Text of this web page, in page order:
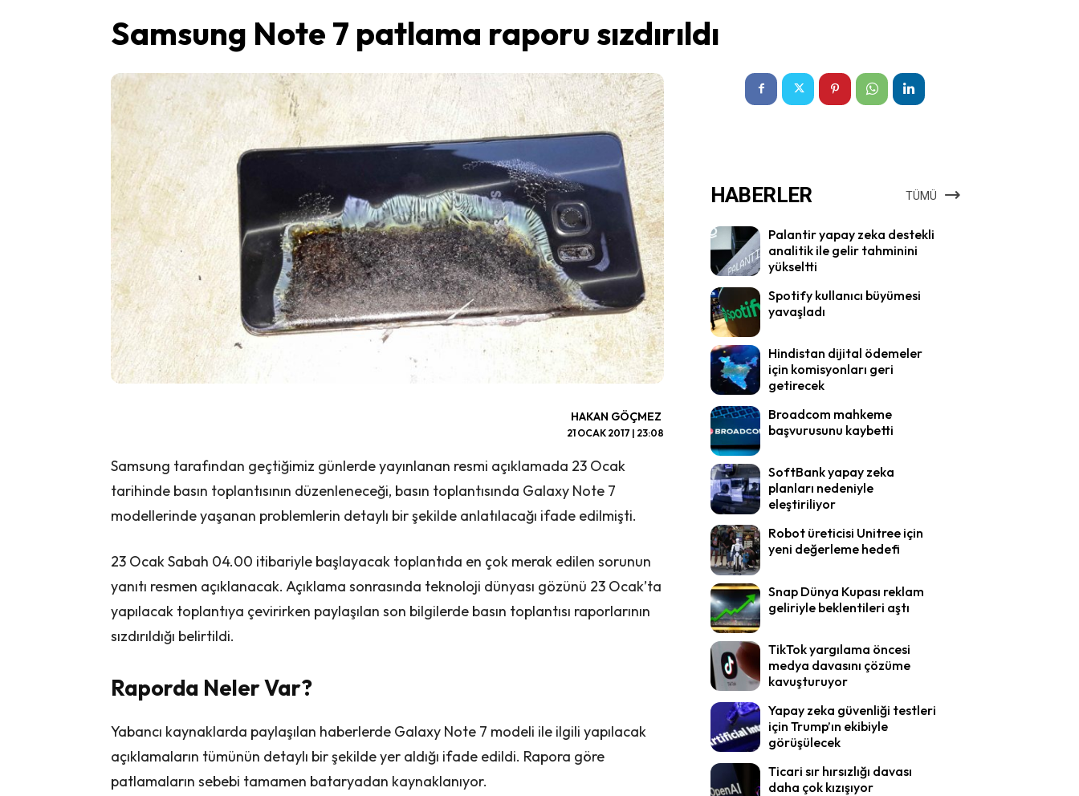
Samsung Note 7 patlama raporu sızdırıldı
HAKAN GÖÇMEZ
21 OCAK 2017 | 23:08
Samsung tarafından geçtiğimiz günlerde yayınlanan resmi açıklamada 23 Ocak
tarihinde basın toplantısının düzenleneceği, basın toplantısında Galaxy Note 7
modellerinde yaşanan problemlerin detaylı bir şekilde anlatılacağı ifade edilmişti.
23 Ocak Sabah 04.00 itibariyle başlayacak toplantıda en çok merak edilen sorunun
yanıtı resmen açıklanacak. Açıklama sonrasında teknoloji dünyası gözünü 23 Ocak’ta
yapılacak toplantıya çevirirken paylaşılan son bilgilerde basın toplantısı raporlarının
sızdırıldığı belirtildi.
Raporda Neler Var?
Yabancı kaynaklarda paylaşılan haberlerde Galaxy Note 7 modeli ile ilgili yapılacak
açıklamaların tümünün detaylı bir şekilde yer aldığı ifade edildi. Rapora göre
patlamaların sebebi tamamen bataryadan kaynaklanıyor.
HABERLER TÜMÜ
Palantir yapay zeka destekli
analitik ile gelir tahminini
yükseltti
Spotify kullanıcı büyümesi
yavaşladı
Hindistan dijital ödemeler
için komisyonları geri
getirecek
Broadcom mahkeme
başvurusunu kaybetti
SoftBank yapay zeka
planları nedeniyle
eleştiriliyor
Robot üreticisi Unitree için
yeni değerleme hedefi
Snap Dünya Kupası reklam
geliriyle beklentileri aştı
TikTok yargılama öncesi
medya davasını çözüme
kavuşturuyor
Yapay zeka güvenliği testleri
için Trump’ın ekibiyle
görüşülecek
Ticari sır hırsızlığı davası
daha çok kızışıyor